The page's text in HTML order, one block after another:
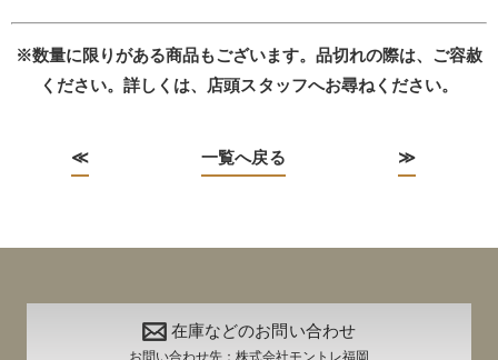
※数量に限りがある商品もございます。品切れの際は、ご容赦
ください。詳しくは、店頭スタッフへお尋ねください。
≪ 一覧へ戻る ≫
在庫などのお問い合わせ
お問い合わせ先：株式会社モントレ福岡